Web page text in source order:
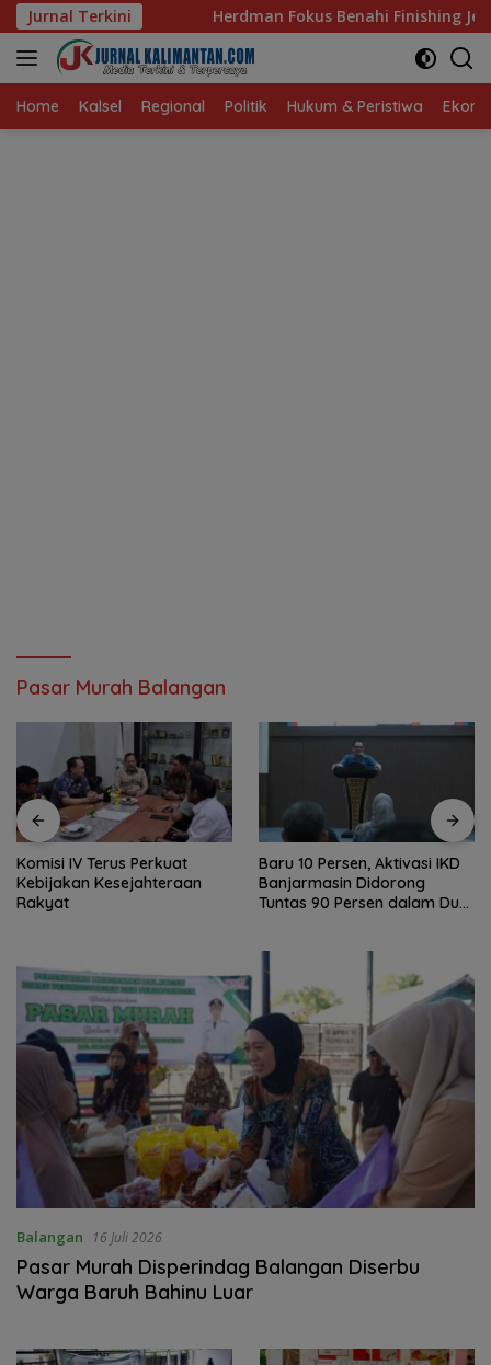
Langsung
ke
konten
Jurnal Terkini
Herdman Fokus Benahi Finishing Jelang Lawan Singapura
Home Kalsel Regional Politik Hukum & Peristiwa
Pasar Murah Balangan
Komisi IV Terus Perkuat
Kebijakan Kesejahteraan
Rakyat
Baru 10 Persen, Aktivasi IKD
Banjarmasin Didorong
Tuntas 90 Persen dalam Dua
Balangan 16 Juli 2026
Pasar Murah Disperindag Balangan Diserbu
Warga Baruh Bahinu Luar